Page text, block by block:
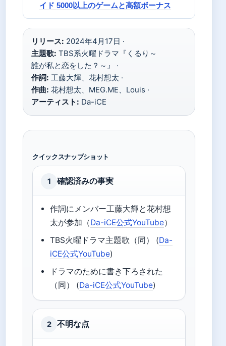
イド 5000以上のゲームと高額ボーナス
リリース: 2024年4月17日 ·
主題歌: TBS系火曜ドラマ『くるり～
誰が私と恋をした？～』 ·
作詞: 工藤大輝、花村想太 ·
作曲: 花村想太、MEG.ME、Louis ·
アーティスト: Da-iCE
クイックスナップショット
1 確認済みの事実
作詞にメンバー工藤大輝と花村想
太が参加（Da-iCE公式YouTube）
TBS火曜ドラマ主題歌（同） (Da-
iCE公式YouTube)
ドラマのために書き下ろされた
（同） (Da-iCE公式YouTube)
2 不明な点